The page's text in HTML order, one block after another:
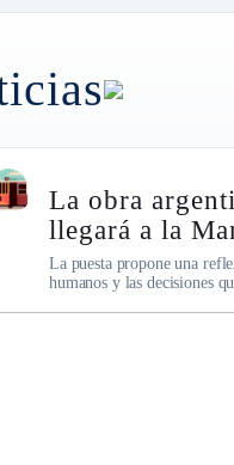
"Hecha Jo'a"
arquitectura y
Una serie fotográfica del
propone una mirada sobre